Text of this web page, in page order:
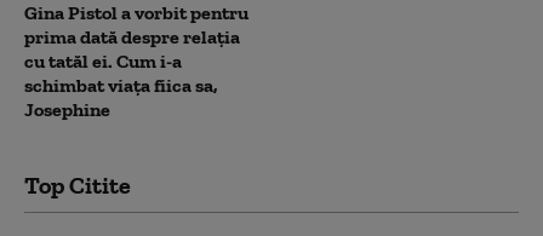
Gina Pistol a vorbit pentru
prima dată despre relația
cu tatăl ei. Cum i-a
schimbat viața fiica sa,
Josephine
Top Citite